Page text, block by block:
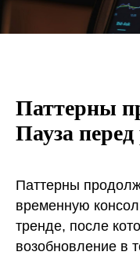
Паттерны
Пауза
Паттерны
временную
тренде, после
возобновление в